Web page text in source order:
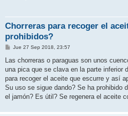
Chorreras para recoger el
prohibidos?
M
n
a
j
Jue 27 Sep 2018, 23:57
Las chorreras o paraguas son unos
una pica que se clava en la parte inferior
para recoger el aceite que escurre y así
Su uso se sigue dando? Se ha prohibido
el jamón? Es útil? Se regenera el aceite